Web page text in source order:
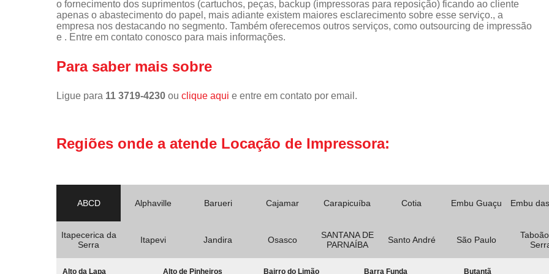
o fornecimento dos suprimentos (cartuchos, peças, backup (impressoras para reposição) ficando ao cliente
apenas o abastecimento do papel, mais adiante existem maiores esclarecimento sobre esse serviço., a
empresa nos destacando no segmento. Também oferecemos outros serviços, como outsourcing de impressão
e . Entre em contato conosco para mais informações.
Para saber mais sobre
Ligue para 11 3719-4230 ou clique aqui e entre em contato por email.
Regiões onde a atende Locação de Impressora:
ABCD Alphaville Barueri Cajamar Carapicuíba Cotia Embu Guaçu Embu
Itapecerica da
Serra
Itapevi Jandira Osasco
SANTANA DE
PARNAÍBA
Santo André São Paulo
Alto da Lapa Alto de Pinheiros Bairro do Limão Barra Funda Butantã